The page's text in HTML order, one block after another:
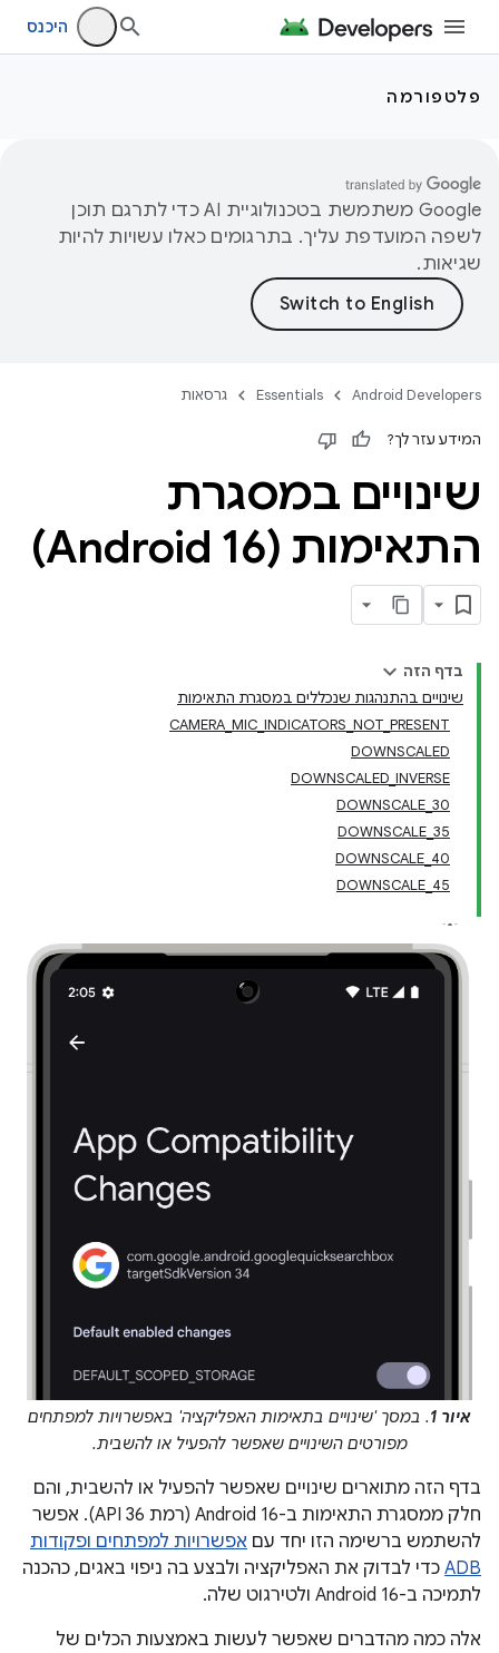
היכנס
פלטפורמה
‫Google משתמשת בטכנולוגיית AI כדי לתרגם תוכן
לשפה המועדפת עליך. בתרגומים כאלו עשויות להיות
שגיאות.
Android Developers
Essentials גרסאות
המידע עזר לך?
שינויים במסגרת
התאימות (Android 16)
בדף הזה
שינויים בהתנהגות שנכללים במסגרת התאימות
CAMERA_MIC_INDICATORS_NOT_PRESENT
DOWNSCALED
DOWNSCALED_INVERSE
DOWNSCALE_30
DOWNSCALE_35
DOWNSCALE_40
DOWNSCALE_45
איור 1
. במסך 'שינויים בתאימות האפליקציה' באפשרויות למפתחים
מפורטים השינויים שאפשר להפעיל או להשבית.
בדף הזה מתוארים שינויים שאפשר להפעיל או להשבית, והם
חלק ממסגרת התאימות ב-Android 16 (רמת API 36). אפשר
להשתמש ברשימה הזו יחד עם אפשרויות למפתחים ופקודות
ADB כדי לבדוק את האפליקציה ולבצע בה ניפוי באגים, כהכנה
לתמיכה ב-Android 16 ולטירגוט שלה.
אלה כמה מהדברים שאפשר לעשות באמצעות הכלים של